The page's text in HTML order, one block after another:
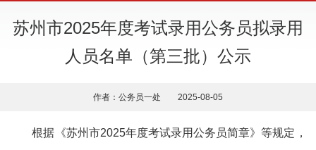
苏州市2025年度考试录用公务员拟录用
人员名单（第三批）公示
作者：公务员一处 2025-08-05
根据《苏州市2025年度考试录用公务员简章》等规定，